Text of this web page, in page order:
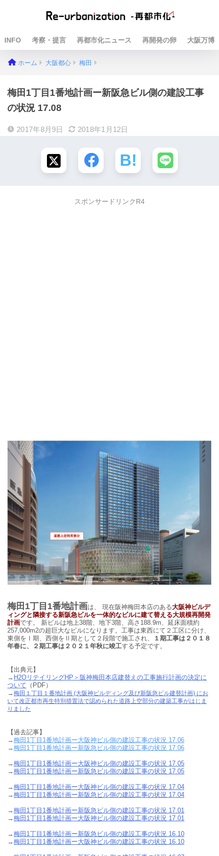
INFO 考察・提言 再都市化ニュース 再開発の卵 大阪万博
ホーム 大阪都心 梅田
梅田1丁目1番地計画ー新阪急ビル側の建設工事
の状況 17.08
2017年8月9日 2018年1月12日
スポンサードリンクR4
梅田1丁目1番地計画は、 現在阪神梅田本店のある大阪神ビルデ
ィングと隣接する新阪急ビルを一体的なビルに建て替える大規模再開発
計画です。 新ビルは地上38階、地下3階、高さ188.9m、延床面積約
257,000m2の超巨大なビルになります。工事は東西にて２工区に分け、
東側をⅠ期、西側をⅡ期として２段階で施工され、
１期工事は２０１８
年春に、２期工事は２０２１年秋に竣工する予定です。
【出典元】
→ H2OリテイリングHP＞阪神梅田本店建替えの工事施行計画の決定に
ついて （PDF）
→梅田１丁目１番地計画 (大阪神ビルディング及び新阪急ビル建替計画) にお
いて改正都市再生特別措置法で認められた道路上空部分の建築工事がはじま
りました
【過去記事】
→梅田1丁目1番地計画ー大阪神ビル側の建設工事の状況 17.06
→梅田1丁目1番地計画ー新阪急ビル側の建設工事の状況 17.06
→梅田1丁目1番地計画ー大阪神ビル側の建設工事の状況 17.05
→梅田1丁目1番地計画ー新阪急ビル側の建設工事の状況 17.05
→梅田1丁目1番地計画ー大阪神ビル側の建設工事の状況 17.04
→梅田1丁目1番地計画ー新阪急ビル側の建設工事の状況 17.04
→梅田1丁目1番地計画ー新阪急ビル側の建設工事の状況 17.01
→梅田1丁目1番地計画ー大阪神ビル側の建設工事の状況 17.01
→梅田1丁目1番地計画ー新阪急ビル側の建設工事の状況 16.10
→梅田1丁目1番地計画ー大阪神ビル側の建設工事の状況 16.10